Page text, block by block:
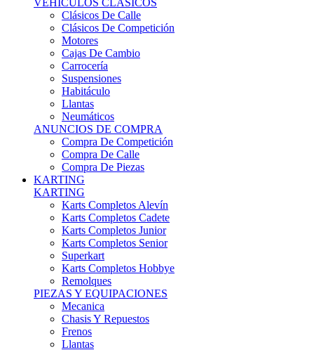
Clásicos De Competición
Motores
Cajas De Cambio
Carrocería
Suspensiones
Habitáculo
Llantas
Neumáticos
ANUNCIOS DE COMPRA
Compra De Competición
Compra De Calle
Compra De Piezas
KARTING
KARTING
Karts Completos Alevín
Karts Completos Cadete
Karts Completos Junior
Karts Completos Senior
Superkart
Karts Completos Hobbye
Remolques
PIEZAS Y EQUIPACIONES
Mecanica
Chasis Y Repuestos
Frenos
Llantas
Neumáticos